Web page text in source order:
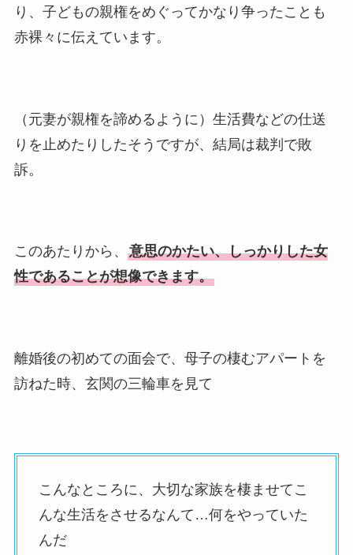
り、子どもの親権をめぐってかなり争ったことも
赤裸々に伝えています。
（元妻が親権を諦めるように）生活費などの仕送
りを止めたりしたそうですが、結局は裁判で敗
訴。
このあたりから、 意思のかたい、しっかりした女
性であることが想像できます。
離婚後の初めての面会で、母子の棲むアパートを
訪ねた時、玄関の三輪車を見て
こんなところに、大切な家族を棲ませてこ
んな生活をさせるなんて…何をやっていた
んだ